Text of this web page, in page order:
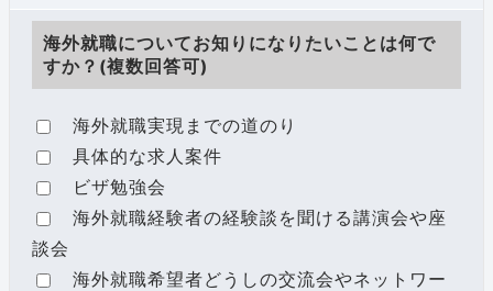
海外就職についてお知りになりたいことは何で
すか？(複数回答可)
海外就職実現までの道のり
具体的な求人案件
ビザ勉強会
海外就職経験者の経験談を聞ける講演会や座
談会
海外就職希望者どうしの交流会やネットワー